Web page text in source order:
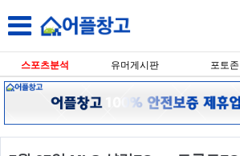
스포츠분석 유머게시판 포토존